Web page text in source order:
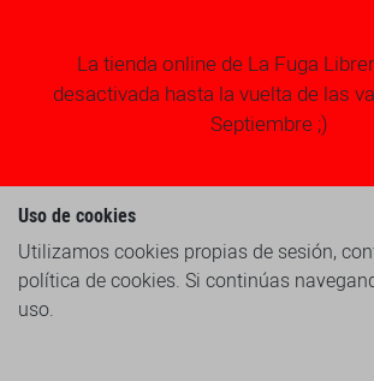
La tienda online de La Fuga
desactivada hasta la vuelta de las
Septiembre ;)
Uso de cookies
Utilizamos cookies propias de sesión,
política de cookies. Si continúas
uso.